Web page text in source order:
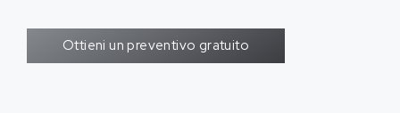
Ottieni un preventivo gratuito